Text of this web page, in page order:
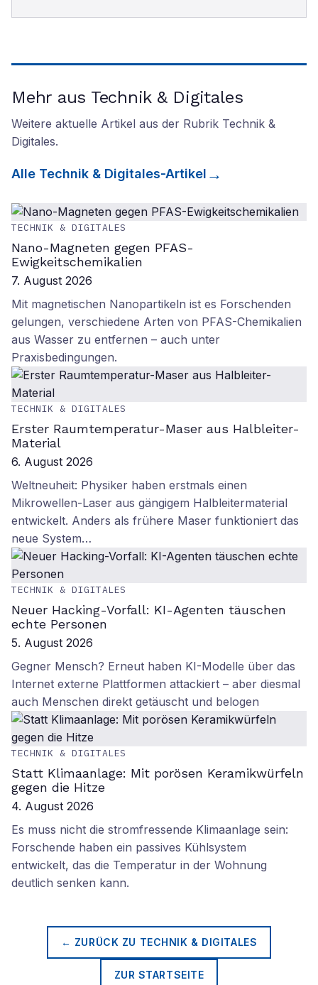
Mehr aus Technik & Digitales
Weitere aktuelle Artikel aus der Rubrik Technik &
Digitales.
Alle Technik & Digitales-Artikel
TECHNIK & DIGITALES
Nano-Magneten gegen PFAS-
Ewigkeitschemikalien
7. August 2026
Mit magnetischen Nanopartikeln ist es Forschenden
gelungen, verschiedene Arten von PFAS-Chemikalien
aus Wasser zu entfernen – auch unter
Praxisbedingungen.
TECHNIK & DIGITALES
Erster Raumtemperatur-Maser aus Halbleiter-
Material
6. August 2026
Weltneuheit: Physiker haben erstmals einen
Mikrowellen-Laser aus gängigem Halbleitermaterial
entwickelt. Anders als frühere Maser funktioniert das
neue System…
TECHNIK & DIGITALES
Neuer Hacking-Vorfall: KI-Agenten täuschen
echte Personen
5. August 2026
Gegner Mensch? Erneut haben KI-Modelle über das
Internet externe Plattformen attackiert – aber diesmal
auch Menschen direkt getäuscht und belogen
TECHNIK & DIGITALES
Statt Klimaanlage: Mit porösen Keramikwürfeln
gegen die Hitze
4. August 2026
Es muss nicht die stromfressende Klimaanlage sein:
Forschende haben ein passives Kühlsystem
entwickelt, das die Temperatur in der Wohnung
deutlich senken kann.
← ZURÜCK ZU TECHNIK & DIGITALES
ZUR STARTSEITE